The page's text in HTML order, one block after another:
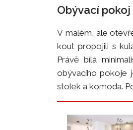
Obývací
V malém, ale
kout propojili s
Právě bílá
obývacího pokoje
stolek a komoda.